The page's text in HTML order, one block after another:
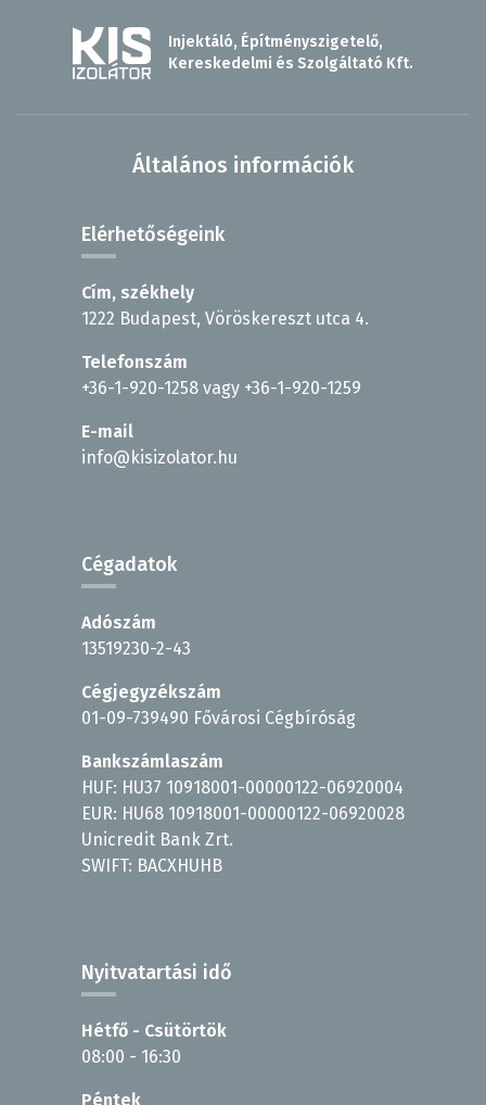
Injektáló, Építményszigetelő,
Kereskedelmi és Szolgáltató Kft.
Általános információk
Elérhetőségeink
Cím, székhely
1222 Budapest, Vöröskereszt utca 4.
Telefonszám
+36-1-920-1258 vagy +36-1-920-1259
E-mail
info@kisizolator.hu
Cégadatok
Adószám
13519230-2-43
Cégjegyzékszám
01-09-739490 Fővárosi Cégbíróság
Bankszámlaszám
HUF: HU37 10918001-00000122-06920004
EUR: HU68 10918001-00000122-06920028
Unicredit Bank Zrt.
SWIFT: BACXHUHB
Nyitvatartási idő
Hétfő - Csütörtök
08:00 - 16:30
Péntek